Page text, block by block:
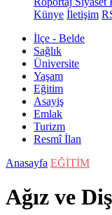
Künye İletişim
İlçe - Belde
Sağlık
Üniversite
Yaşam
Eğitim
Asayiş
Emlak
Turizm
Resmî İlan
Anasayfa EĞİTİM
Ağız ve